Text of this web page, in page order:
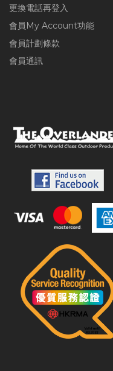
更換電話再登入
會員My Account功能
會員計劃條款
會員通訊